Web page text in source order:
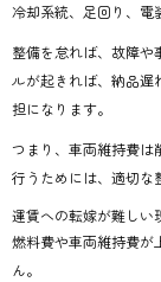
冷却系統、足回り、電
整備を怠れば、故障
ルが起きれば、納品遅
担になります。
つまり、車両維持費は
行うためには、適切な
運賃への転嫁が難しい
燃料費や車両維持費が
ん。